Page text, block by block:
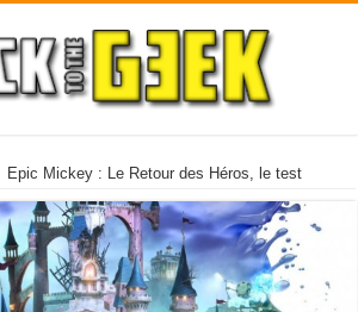
Epic Mickey : Le Retour des Héros, le test